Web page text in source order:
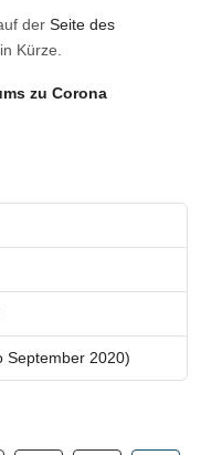
der Seite des
Kürze.
zu Corona
September 2020)